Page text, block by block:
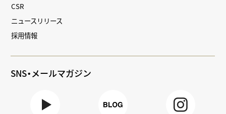
CSR
ニュースリリース
採用情報
SNS・メールマガジン